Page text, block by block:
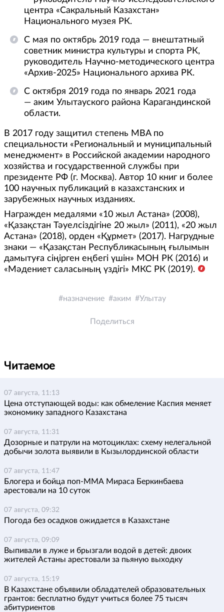
центра «Сакральный Казахстан»
Национального музея РК.
С мая по октябрь 2019 года — внештатный
советник министра культуры и спорта РК,
руководитель Научно-методического центра
«Архив-2025» Национального архива РК.
С октября 2019 года по январь 2021 года
— аким Улытауского района Карагандинской
области.
В 2017 году защитил степень MBA по
специальности «Региональный и муниципальный
менеджмент» в Российской академии народного
хозяйства и государственной службы при
президенте РФ (г. Москва). Автор 10 книг и более
100 научных публикаций в казахстанских и
зарубежных научных изданиях.
Награжден медалями «10 жыл Астана» (2008),
«Қазақстан Тәуелсіздігіне 20 жыл» (2011), «20 жыл
Астана» (2018), орден «Құрмет» (2017). Нагрудные
знаки — «Қазақстан Республикасының ғылымын
дамытуға сіңірген еңбегі үшін» МОН РК (2016) и
«Мәдениет саласының үздігі» МКС РК (2019).
назначение аким Улытау
Поделиться
Читаемое
07 августа, 11:13
Цена отступающей воды: как обмеление Каспия меняет
экономику западного Казахстана
07 августа, 11:31
Дозорные и патрули на мотоциклах: схему нелегальной
добычи золота выявили в Кызылординской области
07 августа, 11:47
Блогера и бойца поп-ММА Мираса Беркинбаева
арестовали на 10 суток
07 августа, 09:32
Погода без осадков ожидается в Казахстане
07 августа, 09:09
Выпивали в луже и брызгали водой в детей: двоих
жителей Астаны арестовали за пьяную выходку
07 августа, 15:19
В Казахстане объявили обладателей образовательных
грантов: бесплатно будут учиться более 75 тысяч
абитуриентов